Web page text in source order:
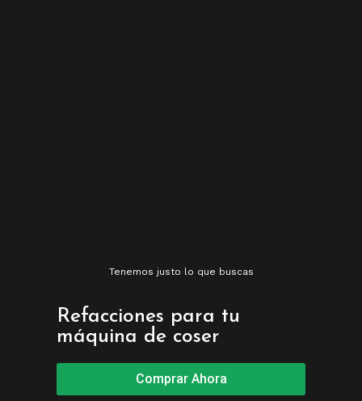
Tenemos justo lo que buscas
Refacciones para tu
máquina de coser
Comprar Ahora